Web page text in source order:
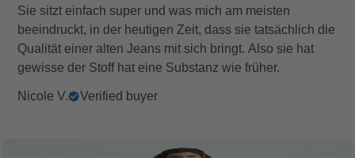
Sie sitzt einfach super und was mich am meisten
beeindruckt, in der heutigen Zeit, dass sie tatsächlich die
Qualität einer alten Jeans mit sich bringt. Also sie hat
gewisse der Stoff hat eine Substanz wie früher.
Nicole V. Verified buyer